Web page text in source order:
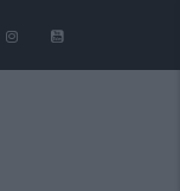
a domenica 16